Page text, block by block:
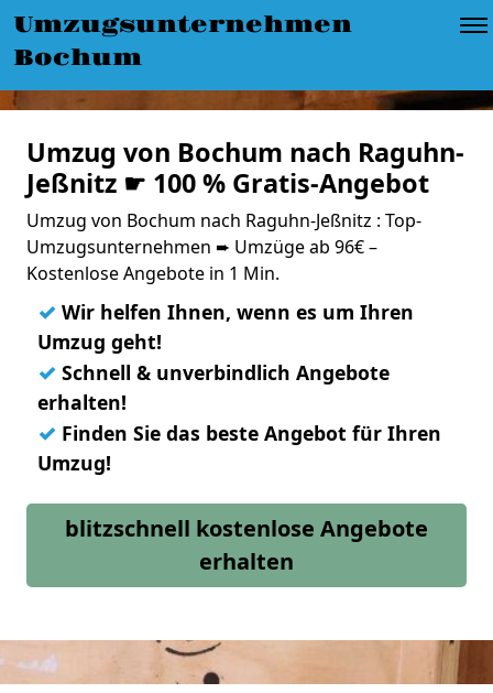
Umzugsunternehmen
Bochum
Umzug von Bochum nach Raguhn-
Jeßnitz ☛ 100 % Gratis-Angebot
Umzug von Bochum nach Raguhn-Jeßnitz : Top-
Umzugsunternehmen ➨ Umzüge ab 96€ –
Kostenlose Angebote in 1 Min.
✓ Wir helfen Ihnen, wenn es um Ihren
Umzug geht!
✓ Schnell & unverbindlich Angebote
erhalten!
✓ Finden Sie das beste Angebot für Ihren
Umzug!
blitzschnell kostenlose Angebote
erhalten